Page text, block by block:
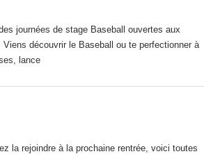
journées de stage Baseball ouvertes aux
découvrir le Baseball ou te perfectionner à
lance
la rejoindre à la prochaine rentrée, voici toutes